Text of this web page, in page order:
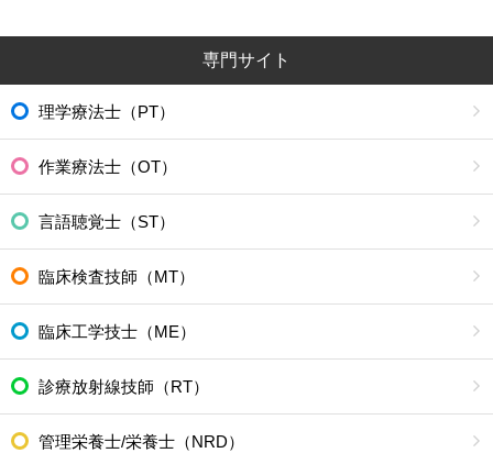
専門サイト
理学療法士（PT）
作業療法士（OT）
言語聴覚士（ST）
臨床検査技師（MT）
臨床工学技士（ME）
診療放射線技師（RT）
管理栄養士/栄養士（NRD）